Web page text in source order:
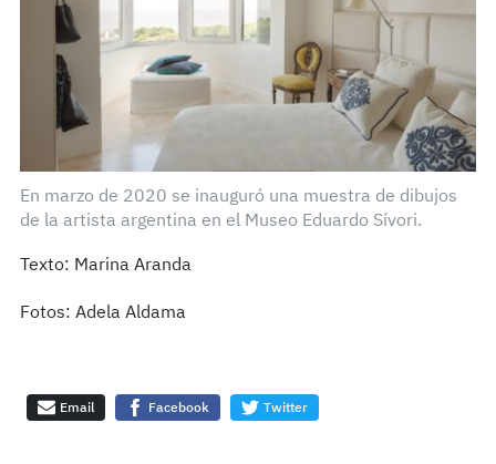
En marzo de 2020 se inauguró una muestra de dibujos
de la artista argentina en el Museo Eduardo Sívori.
Texto: Marina Aranda
Fotos: Adela Aldama
Email Facebook Twitter